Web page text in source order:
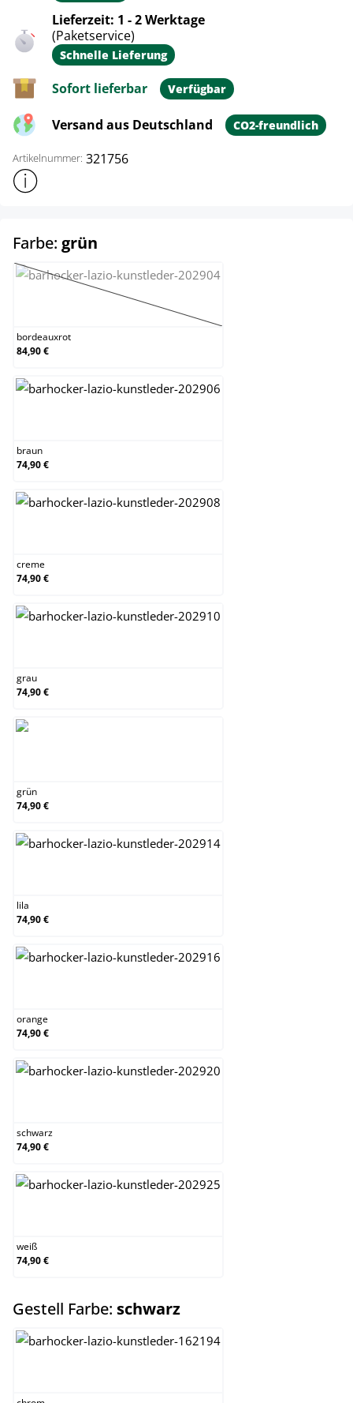
Lieferzeit: 1 - 2 Werktage
(Paketservice)
Schnelle Lieferung
Sofort lieferbar Verfügbar
Versand aus Deutschland CO2-freundlich
Artikelnummer: 321756
Weitere Produktinformationen anzeigen
Farbe: grün
bordeauxrot
(Diese Option ist zurzeit nicht verfügbar.)
bordeauxrot
84,90 €
braun
74,90 €
creme
74,90 €
grau
74,90 €
grün
74,90 €
lila
74,90 €
orange
74,90 €
schwarz
74,90 €
weiß
74,90 €
Gestell Farbe: schwarzauswählen